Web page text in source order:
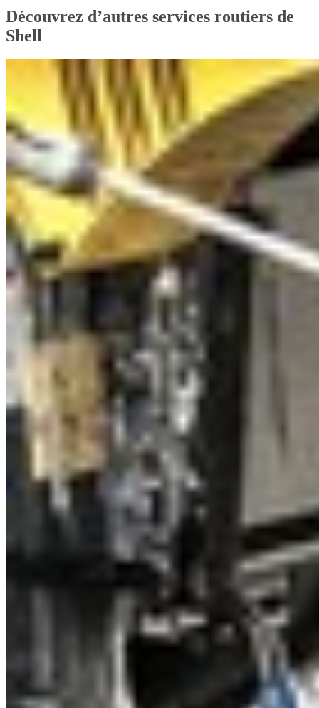
Découvrez d’autres services routiers de
Shell